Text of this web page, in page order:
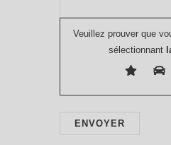
Veuillez prouver que
sélectionnant